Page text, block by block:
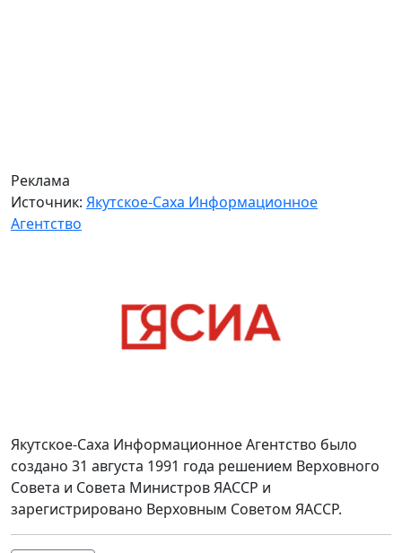
Реклама
Источник: Якутское-Саха Информационное
Агентство
Якутское-Саха Информационное Агентство было
создано 31 августа 1991 года решением Верховного
Совета и Совета Министров ЯАССР и
зарегистрировано Верховным Советом ЯАССР.